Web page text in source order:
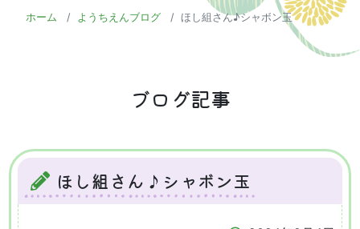
ホーム ようちえんブログ ほし組さん♪シャボン玉
ブログ記事
ほし組さん♪シャボン玉